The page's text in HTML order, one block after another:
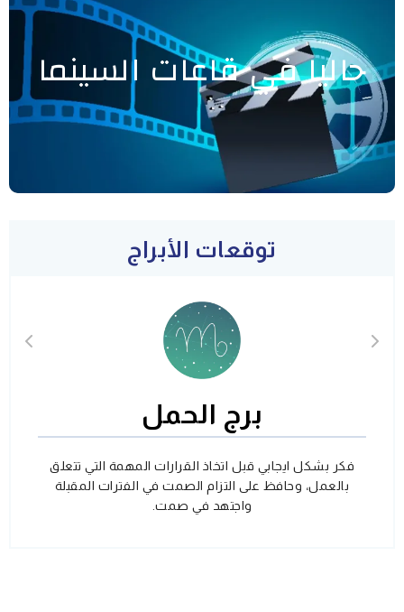
حاليا في قاعات السينما
توقعات الأبراج
برج الحمل
فكر بشكل ايجابي قبل اتخاذ القرارات المهمة التي تتعلق
بالعمل، وحافظ على التزام الصمت في الفترات المقبلة
واجتهد في صمت.